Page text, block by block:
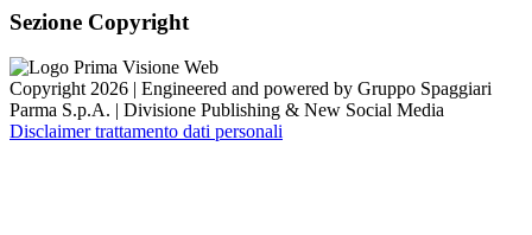
Sezione Copyright
Copyright 2026 | Engineered and powered by Gruppo Spaggiari
Parma S.p.A. | Divisione Publishing & New Social Media
Disclaimer trattamento dati personali